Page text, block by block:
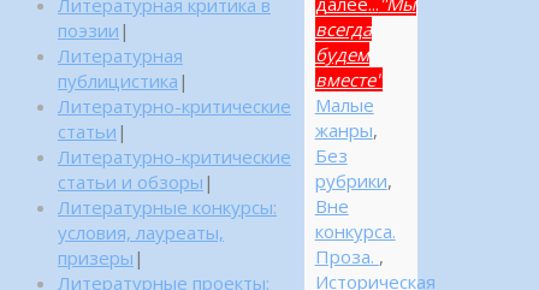
всегда
будем
вместe"
Малые
жанры,
Без
рубрики,
Вне
конкурса.
Проза. ,
Историческая
Литературная критика в
поэзии |
Литературная
публицистика |
Литературно-критические
статьи |
Литературно-критические
статьи и обзоры |
Литературные конкурсы:
условия, лауреаты,
призеры |
Литературные проекты: